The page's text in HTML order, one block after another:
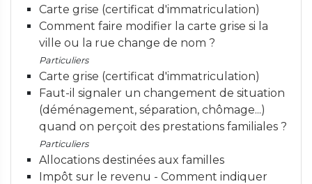
Carte grise (certificat d'immatriculation)
Comment faire modifier la carte grise si la
ville ou la rue change de nom ?
Particuliers
Carte grise (certificat d'immatriculation)
Faut-il signaler un changement de situation
(déménagement, séparation, chômage...)
quand on perçoit des prestations familiales ?
Particuliers
Allocations destinées aux familles
Impôt sur le revenu - Comment indiquer